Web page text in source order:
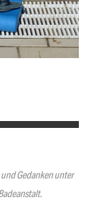
Gedanken unter